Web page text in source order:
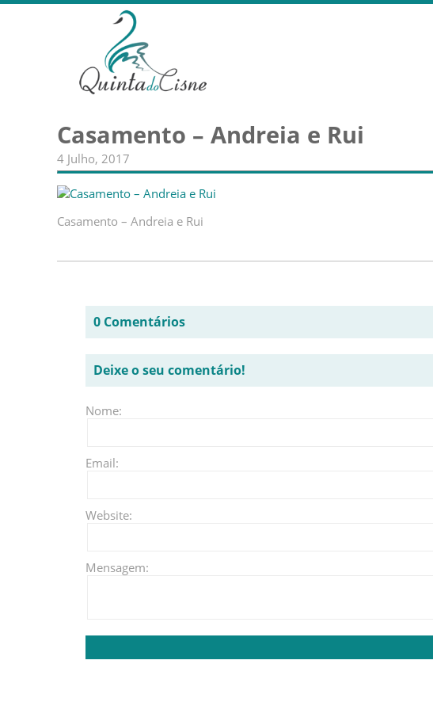
Casamento – Andreia e Rui
4 Julho, 2017
Casamento – Andreia e Rui
0 Comentários
Deixe o seu comentário!
Nome:
Email:
Website:
Mensagem: